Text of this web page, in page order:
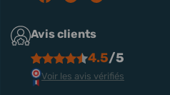
Avis clients
4.5/5
Voir les avis vérifiés